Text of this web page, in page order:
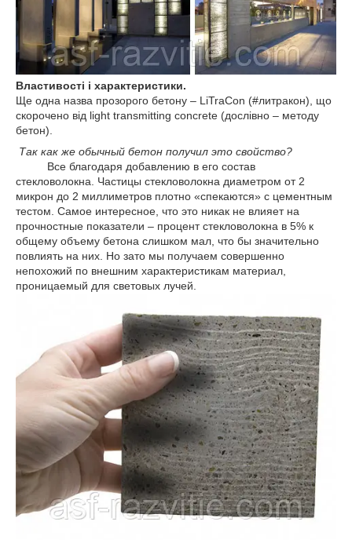
Властивості і характеристики.
Ще одна назва прозорого бетону – LiTraCon (#литракон), що
скорочено від light transmitting concrete (дослівно – методу
бетон).
Так как же обычный бетон получил это свойство?
Все благодаря добавлению в его состав
стекловолокна. Частицы стекловолокна диаметром от 2
микрон до 2 миллиметров плотно «спекаются» с цементным
тестом. Самое интересное, что это никак не влияет на
прочностные показатели – процент стекловолокна в 5% к
общему объему бетона слишком мал, что бы значительно
повлиять на них. Но зато мы получаем совершенно
непохожий по внешним характеристикам материал,
проницаемый для световых лучей.